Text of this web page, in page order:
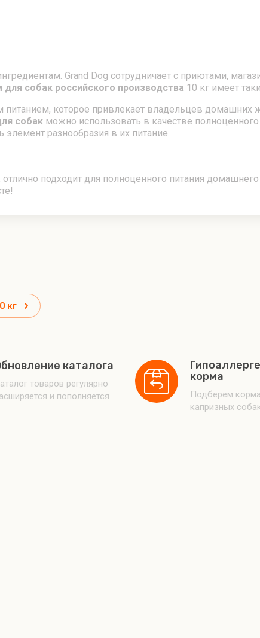
Grand Dog сотрудничает с приютами,
для собак российского производства 10 кг имеет
которое привлекает владельцев домашних
собак можно использовать в качестве
разнообразия в их питание.
отлично подходит для полноценного питания
кг
каталога
товаров регулярно
и пополняется
корма
Подберем
капризных